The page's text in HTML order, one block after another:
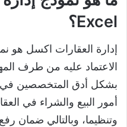
Excel؟
إدارة العقارات اكسل هو
الاعتماد عليه من طرف
بشكل أدق المتخصصين في
أمور البيع والشراء في
وتنظيما، وبالتالي ضمان